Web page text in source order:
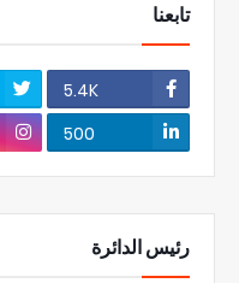
تابعنا
5.4K
500
رئيس الدائرة